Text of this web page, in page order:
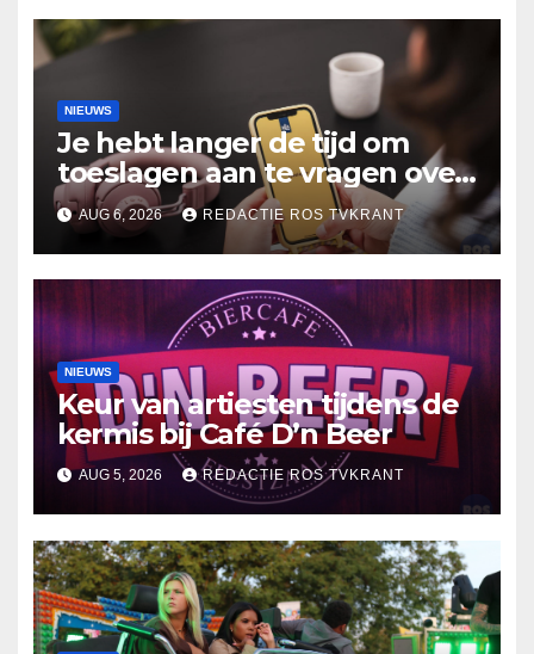
NIEUWS
Je hebt langer de tijd om
toeslagen aan te vragen over
2025
AUG 6, 2026 REDACTIE ROS TVKRANT
NIEUWS
Keur van artiesten tijdens de
kermis bij Café D’n Beer
AUG 5, 2026 REDACTIE ROS TVKRANT